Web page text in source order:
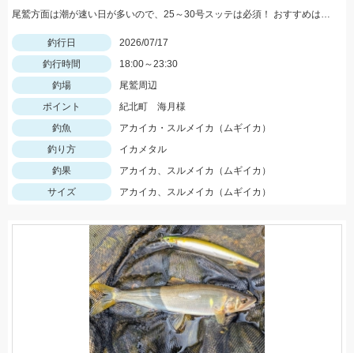
尾鷲方面は潮が速い日が多いので、25～30号スッテは必須！ おすすめは「デュエル 四ツ目スッテ」
釣行日
2026/07/17
釣行時間
18:00～23:30
釣場
尾鷲周辺
ポイント
紀北町 海月様
釣魚
アカイカ・スルメイカ（ムギイカ）
釣り方
イカメタル
釣果
アカイカ、スルメイカ（ムギイカ）
サイズ
アカイカ、スルメイカ（ムギイカ）